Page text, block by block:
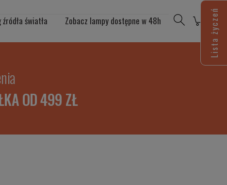
źródła światła Zobacz lampy dostępne w 48h
OD 499 ZŁ
Lista życzeń